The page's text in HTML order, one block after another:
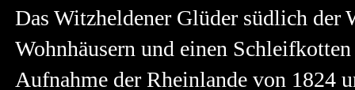
Das Witzheldener Glüder südlich der
Wohnhäusern und einen
Aufnahme der Rheinlande von 1824